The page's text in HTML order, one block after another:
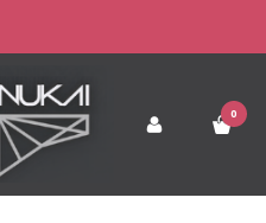
0